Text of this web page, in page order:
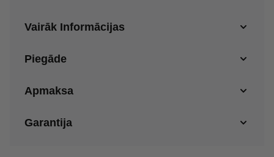
Vairāk Informācijas
Piegāde
Apmaksa
Garantija